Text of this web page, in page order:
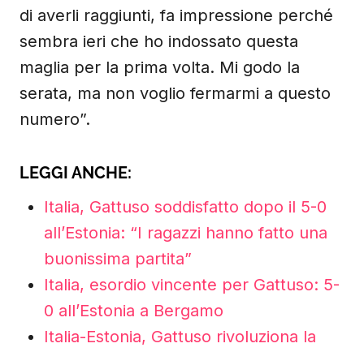
di averli raggiunti, fa impressione perché
sembra ieri che ho indossato questa
maglia per la prima volta. Mi godo la
serata, ma non voglio fermarmi a questo
numero”.
LEGGI ANCHE:
Italia, Gattuso soddisfatto dopo il 5-0
all’Estonia: “I ragazzi hanno fatto una
buonissima partita”
Italia, esordio vincente per Gattuso: 5-
0 all’Estonia a Bergamo
Italia-Estonia, Gattuso rivoluziona la